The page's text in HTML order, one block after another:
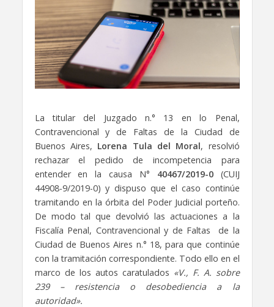
La titular del Juzgado n.° 13 en lo Penal,
Contravencional y de Faltas de la Ciudad de
Buenos Aires, Lorena Tula del Moral, resolvió
rechazar el pedido de incompetencia para
entender en la causa N° 40467/2019-0(CUIJ
44908-9/2019-0) y dispuso que el caso continúe
tramitando en la órbita del Poder Judicial porteño.
De modo tal que devolvió las actuaciones a la
Fiscalía Penal, Contravencional y de Faltas de la
Ciudad de Buenos Aires n.° 18, para que continúe
con la tramitación correspondiente. Todo ello en el
marco de los autos caratulados «V., F. A. sobre
239 – resistencia o desobediencia a la
autoridad».